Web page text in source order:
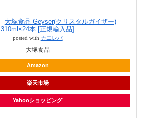
大塚食品 Geyser(クリスタルガイザー)
310ml×24本 [正規輸入品]
posted with カエレバ
大塚食品
Amazon
楽天市場
Yahooショッピング